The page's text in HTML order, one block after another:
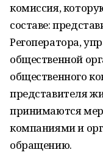
комиссия,
составе:
Регоператора,
общественной
общественного
представителя
принимаются
компаниями и
обращению.